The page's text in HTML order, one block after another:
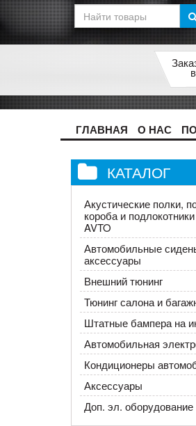
ГЛАВНАЯ О НАС
КАТАЛОГ
Акустические полки,
короба и
AVTO
Автомобильные
аксессуары
Внешний тюнинг
Тюнинг салона и
Штатные бампера на
Автомобильная
Кондиционеры
Аксессуары
Доп. эл. оборудование